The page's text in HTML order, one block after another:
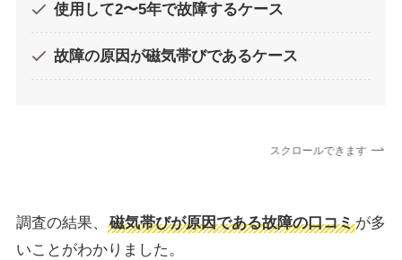
使用して2〜5年で故障するケース
故障の原因が磁気帯びであるケース
スクロールできます
調査の結果、 磁気帯びが原因である故障の口コミが多
いことがわかりました。